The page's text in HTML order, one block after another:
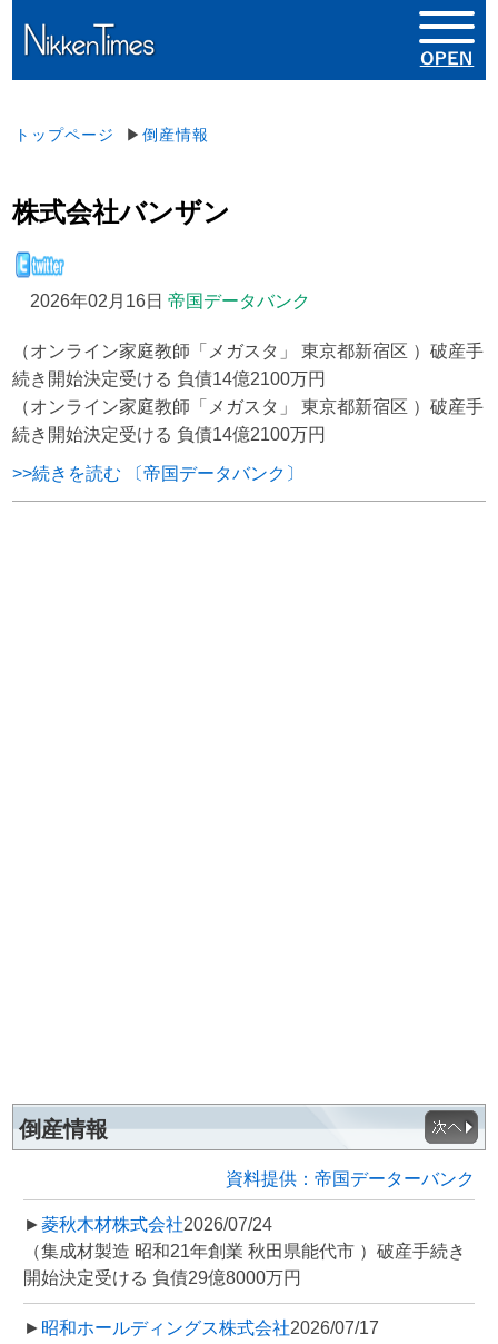
トップページ ▶倒産情報
株式会社バンザン
2026年02月16日 帝国データバンク
（オンライン家庭教師「メガスタ」 東京都新宿区 ）破産手
続き開始決定受ける 負債14億2100万円
（オンライン家庭教師「メガスタ」 東京都新宿区 ）破産手
続き開始決定受ける 負債14億2100万円
>>続きを読む 〔帝国データバンク〕
倒産情報
資料提供：帝国データーバンク
►菱秋木材株式会社2026/07/24
（集成材製造 昭和21年創業 秋田県能代市 ）破産手続き
開始決定受ける 負債29億8000万円
► 昭和ホールディングス株式会社2026/07/17